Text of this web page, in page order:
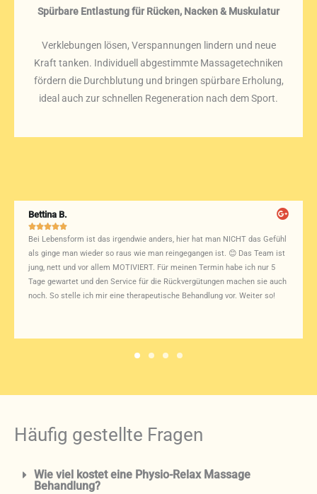
Spürbare Entlastung für Rücken, Nacken & Muskulatur
Verklebungen lösen, Verspannungen lindern und neue
Kraft tanken. Individuell abgestimmte Massagetechniken
fördern die Durchblutung und bringen spürbare Erholung,
ideal auch zur schnellen Regeneration nach dem Sport.
Bettina B.

Bei Lebensform ist das irgendwie anders, hier hat man NICHT das Gefühl
als ginge man wieder so raus wie man reingegangen ist. 😊 Das Team ist
jung, nett und vor allem MOTIVIERT. Für meinen Termin habe ich nur 5
Tage gewartet und den Service für die Rückvergütungen machen sie auch
noch. So stelle ich mir eine therapeutische Behandlung vor. Weiter so!
Häufig gestellte Fragen
Wie viel kostet eine Physio-Relax Massage
Behandlung?